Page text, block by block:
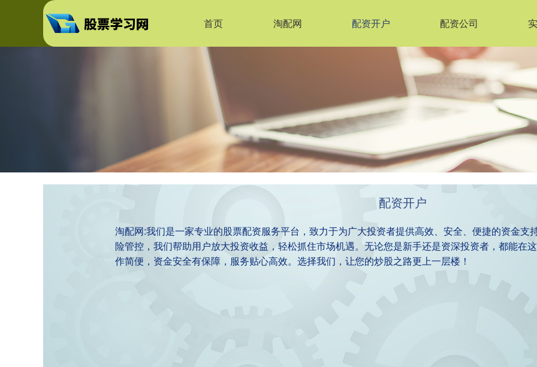
首页 淘配网 配资开户 配资公司
配资开户
淘配网:我们是一家专业的股票配资服务平台，致力于为广大投资者提供高效、安全、便捷的资金支
险管控，我们帮助用户放大投资收益，轻松抓住市场机遇。无论您是新手还是资深投资者，都能在
作简便，资金安全有保障，服务贴心高效。选择我们，让您的炒股之路更上一层楼！